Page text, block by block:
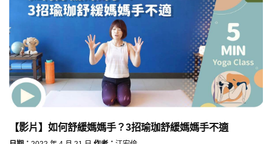
【影片】如何舒緩媽媽手？3招瑜珈舒緩媽媽手不適